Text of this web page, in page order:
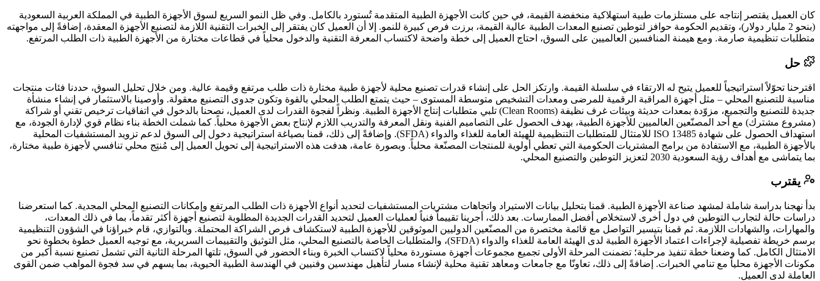
كان العميل يقتصر إنتاجه على مستلزمات طبية استهلاكية منخفضة القيمة، في حين كانت الأجهزة الطبية المتقدمة تُستورد بالكامل. وفي ظل النمو السريع لسوق الأجهزة الطبية في المملكة العربية السعودية
(بنحو 2 مليار دولار)، وتقديم الحكومة حوافز لتوطين تصنيع المعدات الطبية عالية القيمة، برزت فرص كبيرة للنمو. إلا أن العميل كان يفتقر إلى الخبرات التقنية اللازمة لتصنيع الأجهزة المعقدة، إضافةً إلى مواجهته
متطلبات تنظيمية صارمة. ومع هيمنة المنافسين العالميين على السوق، احتاج العميل إلى خطة واضحة لاكتساب المعرفة التقنية والدخول محلياً في قطاعات مختارة من الأجهزة الطبية ذات الطلب المرتفع.
حل
اقترحنا تحوّلاً استراتيجياً للعميل يتيح له الارتقاء في سلسلة القيمة. وارتكز الحل على إنشاء قدرات تصنيع محلية لأجهزة طبية مختارة ذات طلب مرتفع وقيمة عالية. ومن خلال تحليل السوق، حددنا فئات منتجات
مناسبة للتصنيع المحلي – مثل أجهزة المراقبة الرقمية للمرضى ومعدات التشخيص متوسطة المستوى – حيث يتمتع الطلب المحلي بالقوة وتكون جدوى التصنيع معقولة. وأوصينا بالاستثمار في إنشاء منشأة
جديدة للتصنيع والتجميع، مزوّدة بمعدات حديثة وبيئات غرف نظيفة (Clean Rooms) تلبي متطلبات إنتاج الأجهزة الطبية. ونظراً لفجوة القدرات لدى العميل، نصحنا بالدخول في اتفاقيات ترخيص تقني أو شراكة
(مشروع مشترك) مع أحد المصنّعين العالميين للأجهزة الطبية، بهدف الحصول على التصاميم الفنية ونقل المعرفة والتدريب اللازم لإنتاج بعض الأجهزة محلياً. كما شملت الخطة بناء نظام قوي لإدارة الجودة، مع
استهداف الحصول على شهادة ISO 13485 للامتثال للمتطلبات التنظيمية للهيئة العامة للغذاء والدواء (SFDA). وإضافةً إلى ذلك، قمنا بصياغة استراتيجية دخول إلى السوق لدعم تزويد المستشفيات المحلية
بالأجهزة الطبية، مع الاستفادة من برامج المشتريات الحكومية التي تعطي أولوية للمنتجات المصنّعة محلياً. وبصورة عامة، هدفت هذه الاستراتيجية إلى تحويل العميل إلى مُنتِج محلي تنافسي لأجهزة طبية مختارة،
بما يتماشى مع أهداف رؤية السعودية 2030 لتعزيز التوطين والتصنيع المحلي.
يقترب
بدأ نهجنا بدراسة شاملة لمشهد صناعة الأجهزة الطبية. قمنا بتحليل بيانات الاستيراد واتجاهات مشتريات المستشفيات لتحديد أنواع الأجهزة ذات الطلب المرتفع وإمكانات التصنيع المحلي المجدية. كما استعرضنا
دراسات حالة لتجارب التوطين في دول أخرى لاستخلاص أفضل الممارسات. بعد ذلك، أجرينا تقييماً فنياً لعمليات العميل لتحديد القدرات الجديدة المطلوبة لتصنيع أجهزة أكثر تقدماً، بما في ذلك المعدات،
والمهارات، والشهادات اللازمة. ثم قمنا بتيسير التواصل مع قائمة مختصرة من المصنّعين الدوليين الموثوقين للأجهزة الطبية لاستكشاف فرص الشراكة المحتملة. وبالتوازي، قام خبراؤنا في الشؤون التنظيمية
برسم خريطة تفصيلية لإجراءات اعتماد الأجهزة الطبية لدى الهيئة العامة للغذاء والدواء (SFDA)، والمتطلبات الخاصة بالتصنيع المحلي، مثل التوثيق والتقييمات السريرية، مع توجيه العميل خطوة بخطوة نحو
الامتثال الكامل. كما وضعنا خطة تنفيذ مرحلية؛ تضمنت المرحلة الأولى تجميع مجموعات أجهزة مستوردة محلياً لاكتساب الخبرة وبناء الحضور في السوق، تلتها المرحلة الثانية التي تشمل تصنيع نسبة أكبر من
مكونات الأجهزة محلياً مع تنامي الخبرات. إضافةً إلى ذلك، تعاونّا مع جامعات ومعاهد تقنية محلية لإنشاء مسار لتأهيل مهندسين وفنيين في الهندسة الطبية الحيوية، بما يسهم في سد فجوة المواهب ضمن القوى
العاملة لدى العميل.